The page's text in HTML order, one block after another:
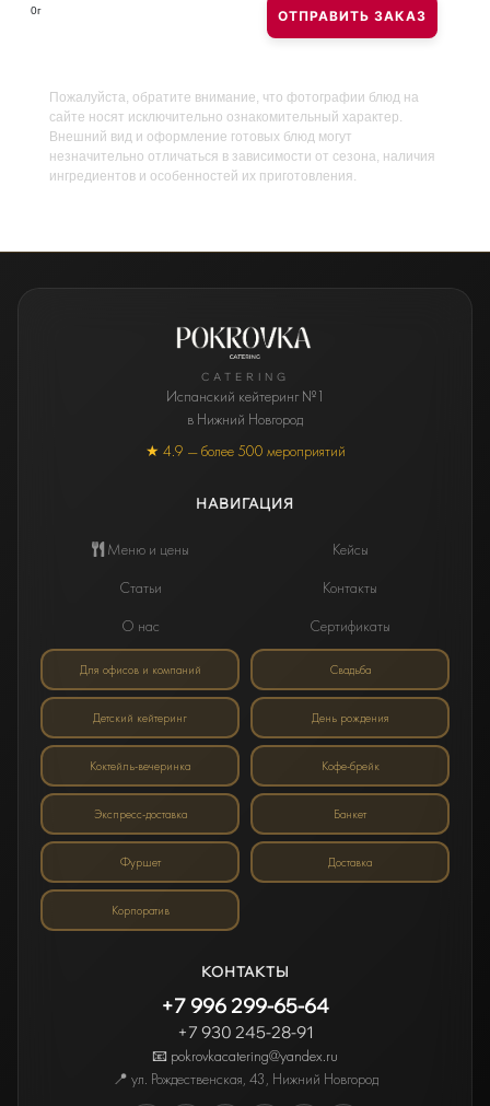
0г ОТПРАВИТЬ ЗАКАЗ
Пожалуйста, обратите внимание, что фотографии блюд на
сайте носят исключительно ознакомительный характер.
Внешний вид и оформление готовых блюд могут
незначительно отличаться в зависимости от сезона, наличия
ингредиентов и особенностей их приготовления.
CATERING
Испанский кейтеринг №1
в Нижний Новгород
★ 4.9 — более 500 мероприятий
НАВИГАЦИЯ
Меню и цены
Кейсы
Статьи
Контакты
О нас
Сертификаты
Для офисов и компаний Свадьба
Детский кейтеринг День рождения
Коктейль-вечеринка Кофе-брейк
Экспресс-доставка Банкет
Фуршет Доставка
Корпоратив
КОНТАКТЫ
+7 996 299-65-64
+7 930 245-28-91
📧 pokrovkacatering@yandex.ru
📍 ул. Рождественская, 43, Нижний Новгород